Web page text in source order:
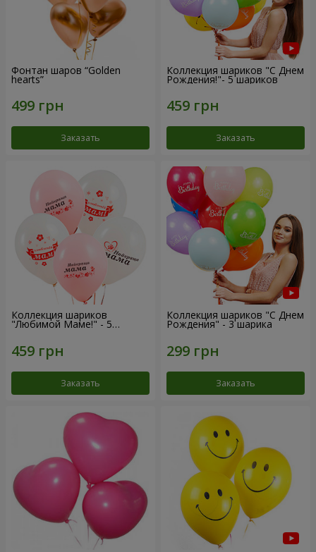
Фонтан шаров “Golden
hearts”
Заказать
Коллекция шариков "С Днем
Рождения!"- 5 шариков
Заказать
Коллекция шариков
"Любимой Маме!" - 5
Заказать
Коллекция шариков "С Днем
Рождения" - 3 шарика
Заказать